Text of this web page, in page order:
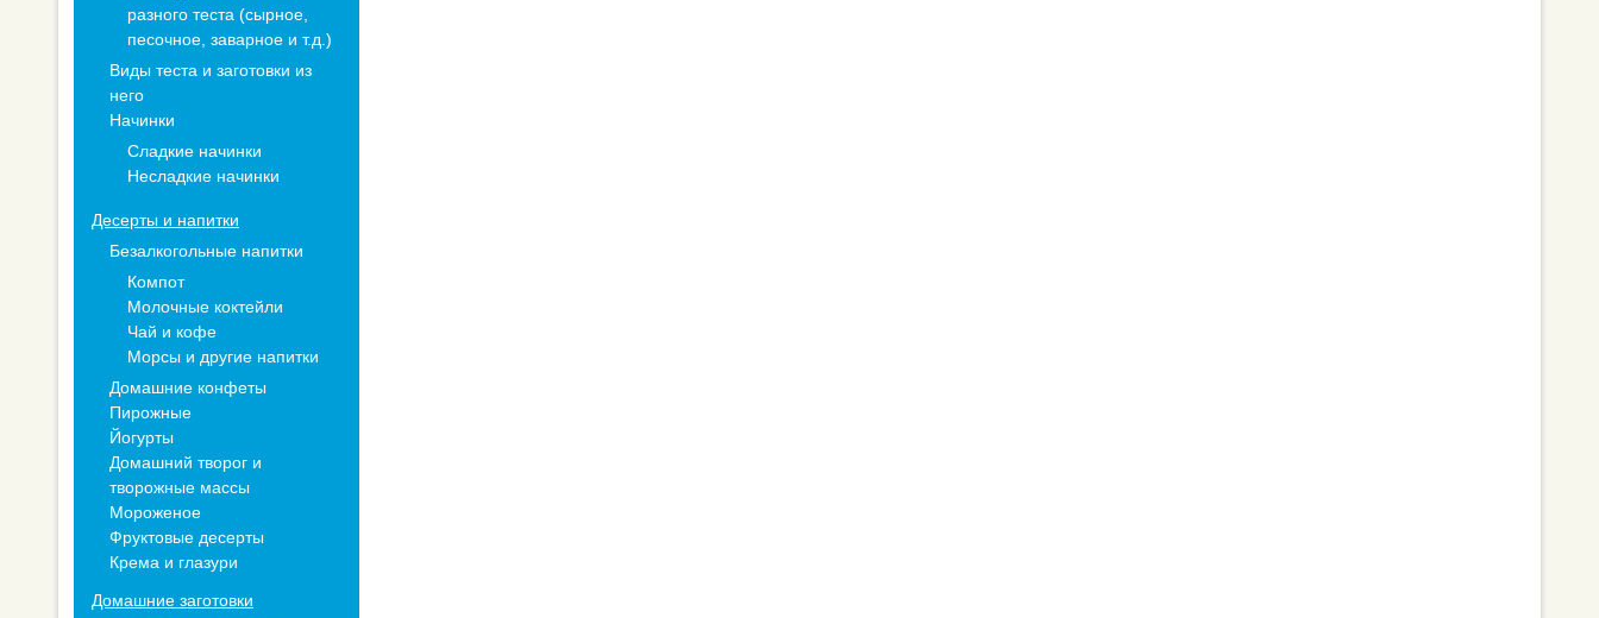
разного теста (сырное,
песочное, заварное и т.д.)
Виды теста и заготовки из
него
Начинки
Сладкие начинки
Несладкие начинки
Десерты и напитки
Безалкогольные напитки
Компот
Молочные коктейли
Чай и кофе
Морсы и другие напитки
Домашние конфеты
Пирожные
Йогурты
Домашний творог и
творожные массы
Мороженое
Фруктовые десерты
Крема и глазури
Домашние заготовки